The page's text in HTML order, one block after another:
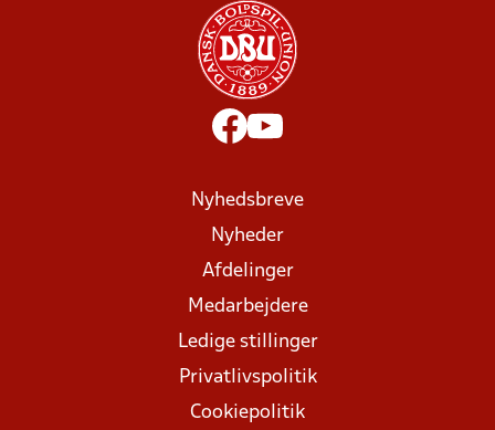
Nyhedsbreve
Nyheder
Afdelinger
Medarbejdere
Ledige stillinger
Privatlivspolitik
Cookiepolitik